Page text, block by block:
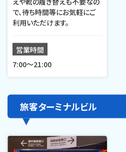
で、待ち時間等にお気軽にご
利用いただけます。
営業時間
7:00〜21:00
旅客ターミナルビル